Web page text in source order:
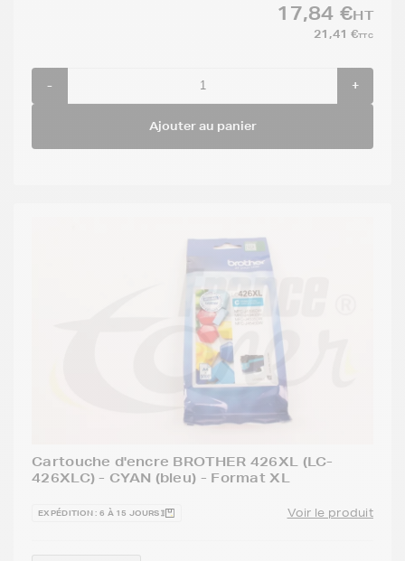
17,84 €HT
21,41 €TTC
- +
Ajouter au panier
Cartouche d'encre BROTHER 426XL (LC-
426XLC) - CYAN (bleu) - Format XL
EXPÉDITION : 6 À 15 JOURS Voir le produit